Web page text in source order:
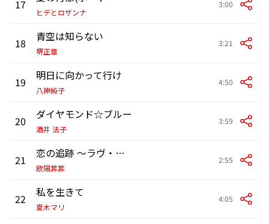
17
ヒデとロザンナ
3:00
18 青空は知らない
堺正章
3:21
19 明日に向かって行け
八神純子
4:50
20 ダイヤモンド☆ブルー
酒井 法子
3:59
21 恋の追跡 ～ラヴ・チェイス～ (恋の追跡(ラヴ・チェイス))
欧陽菲菲
2:55
22 私を生きて
夏木マリ
4:05